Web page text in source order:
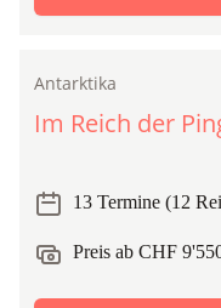
Antarktika
Im Reich der
13 Termine (12
Preis ab CHF